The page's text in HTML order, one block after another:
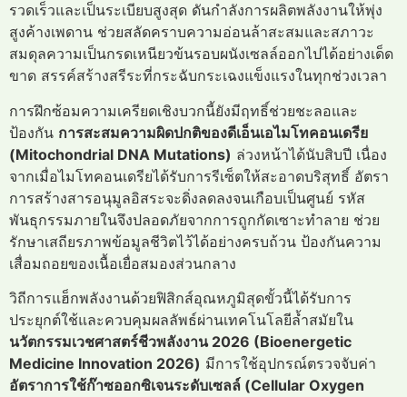
รวดเร็วและเป็นระเบียบสูงสุด ดันกำลังการผลิตพลังงานให้พุ่ง
สูงค้างเพดาน ช่วยสลัดคราบความอ่อนล้าสะสมและสภาวะ
สมดุลความเป็นกรดเหนียวข้นรอบผนังเซลล์ออกไปได้อย่างเด็ด
ขาด สรรค์สร้างสรีระที่กระฉับกระเฉงแข็งแรงในทุกช่วงเวลา
การฝึกซ้อมความเครียดเชิงบวกนี้ยังมีฤทธิ์ช่วยชะลอและ
ป้องกัน การสะสมความผิดปกติของดีเอ็นเอไมโทคอนเดรีย
(Mitochondrial DNA Mutations) ล่วงหน้าได้นับสิบปี เนื่อง
จากเมื่อไมโทคอนเดรียได้รับการรีเซ็ตให้สะอาดบริสุทธิ์ อัตรา
การสร้างสารอนุมูลอิสระจะดิ่งลดลงจนเกือบเป็นศูนย์ รหัส
พันธุกรรมภายในจึงปลอดภัยจากการถูกกัดเซาะทำลาย ช่วย
รักษาเสถียรภาพข้อมูลชีวิตไว้ได้อย่างครบถ้วน ป้องกันความ
เสื่อมถอยของเนื้อเยื่อสมองส่วนกลาง
วิถีการแฮ็กพลังงานด้วยฟิสิกส์อุณหภูมิสุดขั้วนี้ได้รับการ
ประยุกต์ใช้และควบคุมผลลัพธ์ผ่านเทคโนโลยีล้ำสมัยใน
นวัตกรรมเวชศาสตร์ชีวพลังงาน 2026 (Bioenergetic
Medicine Innovation 2026) มีการใช้อุปกรณ์ตรวจจับค่า
อัตราการใช้ก๊าซออกซิเจนระดับเซลล์ (Cellular Oxygen